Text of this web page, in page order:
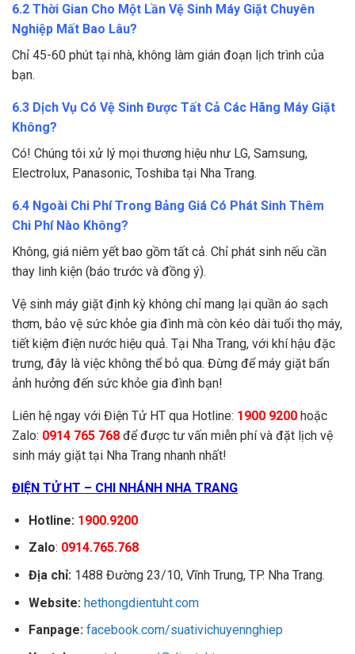
6.2 Thời Gian Cho Một Lần Vệ Sinh Máy Giặt Chuyên
Nghiệp Mất Bao Lâu?
Chỉ 45-60 phút tại nhà, không làm gián đoạn lịch trình của
bạn.
6.3 Dịch Vụ Có Vệ Sinh Được Tất Cả Các Hãng Máy Giặt
Không?
Có! Chúng tôi xử lý mọi thương hiệu như LG, Samsung,
Electrolux, Panasonic, Toshiba tại Nha Trang.
6.4 Ngoài Chi Phí Trong Bảng Giá Có Phát Sinh Thêm
Chi Phí Nào Không?
Không, giá niêm yết bao gồm tất cả. Chỉ phát sinh nếu cần
thay linh kiện (báo trước và đồng ý).
Vệ sinh máy giặt định kỳ không chỉ mang lại quần áo sạch
thơm, bảo vệ sức khỏe gia đình mà còn kéo dài tuổi thọ máy,
tiết kiệm điện nước hiệu quả. Tại Nha Trang, với khí hậu đặc
trưng, đây là việc không thể bỏ qua. Đừng để máy giặt bẩn
ảnh hưởng đến sức khỏe gia đình bạn!
Liên hệ ngay với Điện Tử HT qua Hotline: 1900 9200 hoặc
Zalo: 0914 765 768 để được tư vấn miễn phí và đặt lịch vệ
sinh máy giặt tại Nha Trang nhanh nhất!
ĐIỆN TỬ HT – CHI NHÁNH NHA TRANG
Hotline: 1900.9200
Zalo: 0914.765.768
Địa chỉ:1488 Đường 23/10, Vĩnh Trung, TP. Nha Trang.
Website: hethongdientuht.com
Fanpage: facebook.com/suativichuyennghiep